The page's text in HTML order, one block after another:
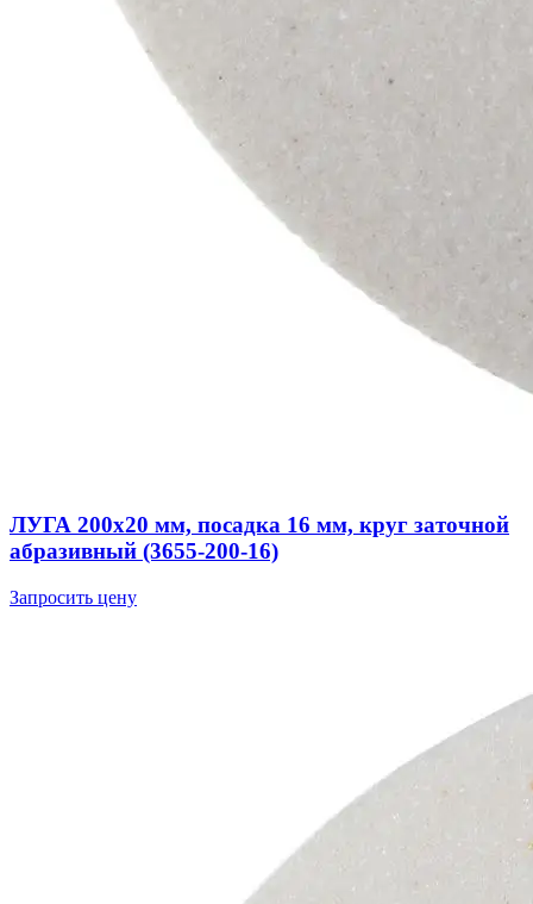
ЛУГА 200х20 мм, посадка 16 мм, круг заточной
абразивный (3655-200-16)
Запросить цену